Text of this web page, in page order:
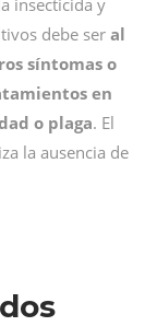
insecticida y
debe ser al
síntomas o
en
o plaga. El
la ausencia de